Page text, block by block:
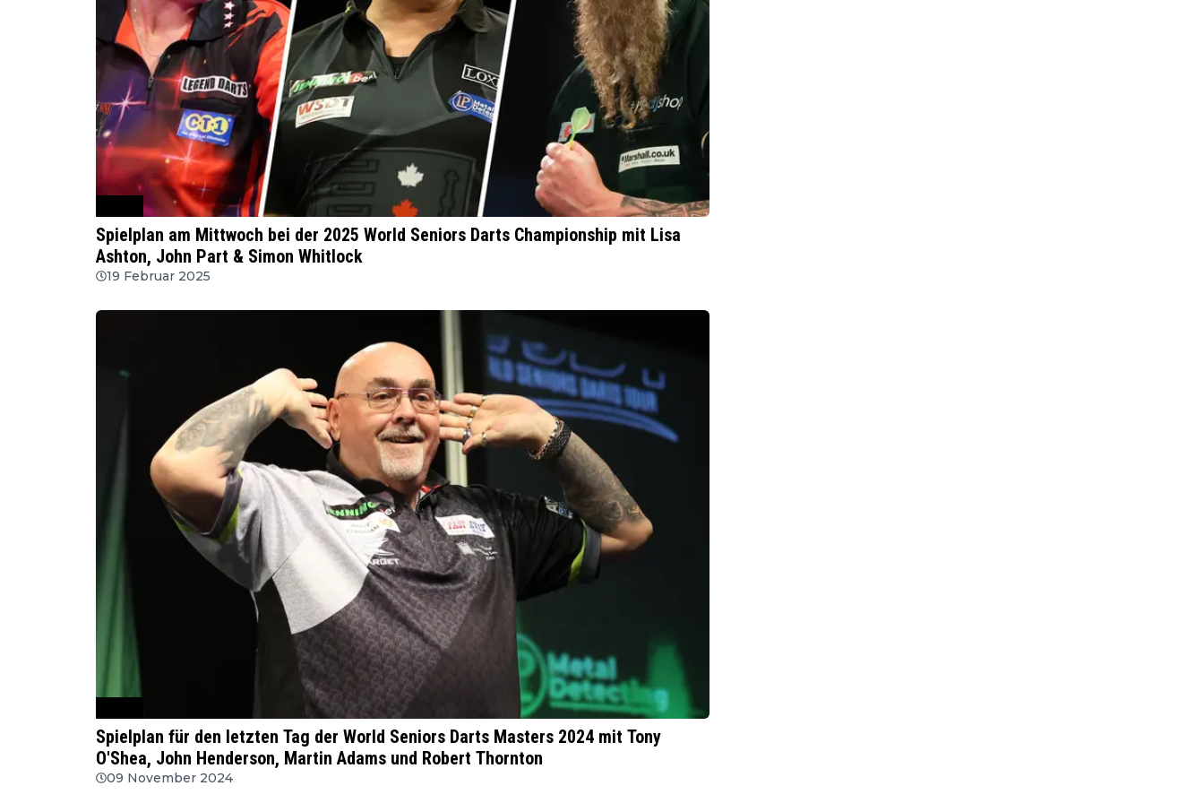
Spielplan am Mittwoch bei der 2025 World Seniors Darts Championship mit Lisa
Ashton, John Part & Simon Whitlock
19 Februar 2025
Spielplan für den letzten Tag der World Seniors Darts Masters 2024 mit Tony
O'Shea, John Henderson, Martin Adams und Robert Thornton
09 November 2024